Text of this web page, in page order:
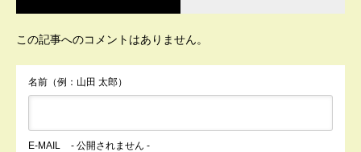
この記事へのコメントはありません。
名前（例：山田 太郎）
E-MAIL - 公開されません -